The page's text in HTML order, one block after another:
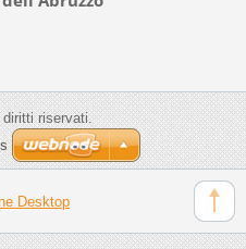
riservati.
Desktop